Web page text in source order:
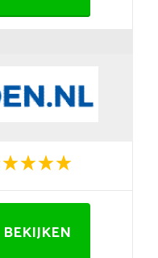
BEKIJKEN